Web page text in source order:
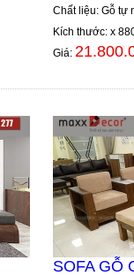
Chất liệu: Gỗ tự
Kích thước: x
Giá:
SOFA GỖ